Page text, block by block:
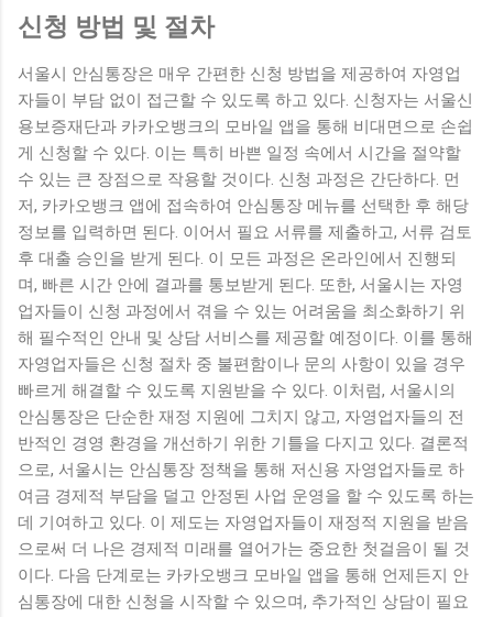
신청 방법 및 절차
서울시 안심통장은 매우 간편한 신청 방법을 제공하여 자영업
자들이 부담 없이 접근할 수 있도록 하고 있다. 신청자는 서울신
용보증재단과 카카오뱅크의 모바일 앱을 통해 비대면으로 손쉽
게 신청할 수 있다. 이는 특히 바쁜 일정 속에서 시간을 절약할
수 있는 큰 장점으로 작용할 것이다. 신청 과정은 간단하다. 먼
저, 카카오뱅크 앱에 접속하여 안심통장 메뉴를 선택한 후 해당
정보를 입력하면 된다. 이어서 필요 서류를 제출하고, 서류 검토
후 대출 승인을 받게 된다. 이 모든 과정은 온라인에서 진행되
며, 빠른 시간 안에 결과를 통보받게 된다. 또한, 서울시는 자영
업자들이 신청 과정에서 겪을 수 있는 어려움을 최소화하기 위
해 필수적인 안내 및 상담 서비스를 제공할 예정이다. 이를 통해
자영업자들은 신청 절차 중 불편함이나 문의 사항이 있을 경우
빠르게 해결할 수 있도록 지원받을 수 있다. 이처럼, 서울시의
안심통장은 단순한 재정 지원에 그치지 않고, 자영업자들의 전
반적인 경영 환경을 개선하기 위한 기틀을 다지고 있다. 결론적
으로, 서울시는 안심통장 정책을 통해 저신용 자영업자들로 하
여금 경제적 부담을 덜고 안정된 사업 운영을 할 수 있도록 하는
데 기여하고 있다. 이 제도는 자영업자들이 재정적 지원을 받음
으로써 더 나은 경제적 미래를 열어가는 중요한 첫걸음이 될 것
이다. 다음 단계로는 카카오뱅크 모바일 앱을 통해 언제든지 안
심통장에 대한 신청을 시작할 수 있으며, 추가적인 상담이 필요